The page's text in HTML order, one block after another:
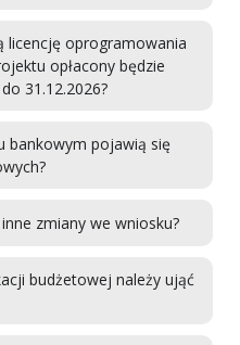
licencję oprogramowania
opłacony będzie
31.12.2026?
bankowym pojawią się
zmiany we wniosku?
budżetowej należy ująć